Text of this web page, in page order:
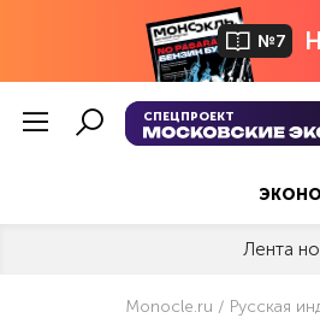
№7
СПЕЦПРОЕКТ
Лента
Monocle.ru Русская